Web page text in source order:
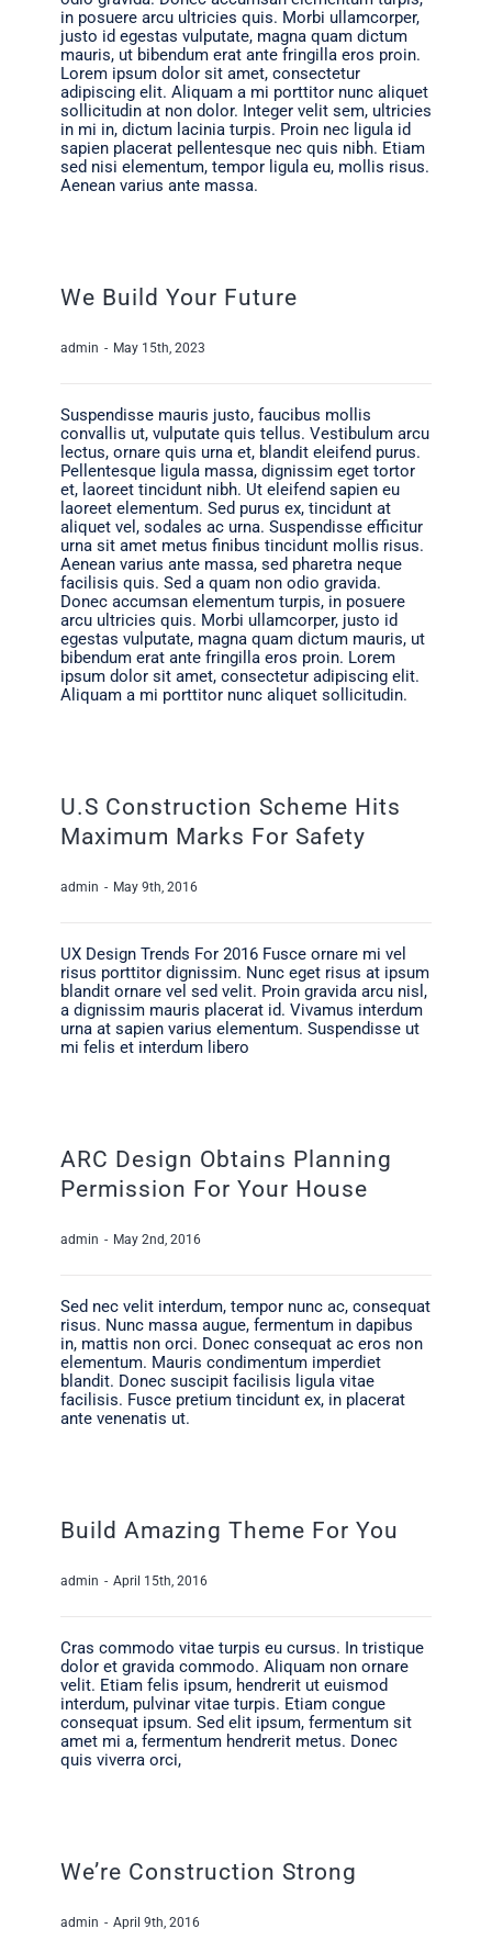
in posuere arcu ultricies quis. Morbi ullamcorper,
justo id egestas vulputate, magna quam dictum
mauris, ut bibendum erat ante fringilla eros proin.
Lorem ipsum dolor sit amet, consectetur
adipiscing elit. Aliquam a mi porttitor nunc aliquet
sollicitudin at non dolor. Integer velit sem, ultricies
in mi in, dictum lacinia turpis. Proin nec ligula id
sapien placerat pellentesque nec quis nibh. Etiam
sed nisi elementum, tempor ligula eu, mollis risus.
Aenean varius ante massa.
We Build Your Future
admin - May 15th, 2023
Suspendisse mauris justo, faucibus mollis
convallis ut, vulputate quis tellus. Vestibulum arcu
lectus, ornare quis urna et, blandit eleifend purus.
Pellentesque ligula massa, dignissim eget tortor
et, laoreet tincidunt nibh. Ut eleifend sapien eu
laoreet elementum. Sed purus ex, tincidunt at
aliquet vel, sodales ac urna. Suspendisse efficitur
urna sit amet metus finibus tincidunt mollis risus.
Aenean varius ante massa, sed pharetra neque
facilisis quis. Sed a quam non odio gravida.
Donec accumsan elementum turpis, in posuere
arcu ultricies quis. Morbi ullamcorper, justo id
egestas vulputate, magna quam dictum mauris, ut
bibendum erat ante fringilla eros proin. Lorem
ipsum dolor sit amet, consectetur adipiscing elit.
Aliquam a mi porttitor nunc aliquet sollicitudin.
U.S Construction Scheme Hits
Maximum Marks For Safety
admin - May 9th, 2016
UX Design Trends For 2016 Fusce ornare mi vel
risus porttitor dignissim. Nunc eget risus at ipsum
blandit ornare vel sed velit. Proin gravida arcu nisl,
a dignissim mauris placerat id. Vivamus interdum
urna at sapien varius elementum. Suspendisse ut
mi felis et interdum libero
ARC Design Obtains Planning
Permission For Your House
admin - May 2nd, 2016
Sed nec velit interdum, tempor nunc ac, consequat
risus. Nunc massa augue, fermentum in dapibus
in, mattis non orci. Donec consequat ac eros non
elementum. Mauris condimentum imperdiet
blandit. Donec suscipit facilisis ligula vitae
facilisis. Fusce pretium tincidunt ex, in placerat
ante venenatis ut.
Build Amazing Theme For You
admin - April 15th, 2016
Cras commodo vitae turpis eu cursus. In tristique
dolor et gravida commodo. Aliquam non ornare
velit. Etiam felis ipsum, hendrerit ut euismod
interdum, pulvinar vitae turpis. Etiam congue
consequat ipsum. Sed elit ipsum, fermentum sit
amet mi a, fermentum hendrerit metus. Donec
quis viverra orci,
We’re Construction Strong
admin - April 9th, 2016